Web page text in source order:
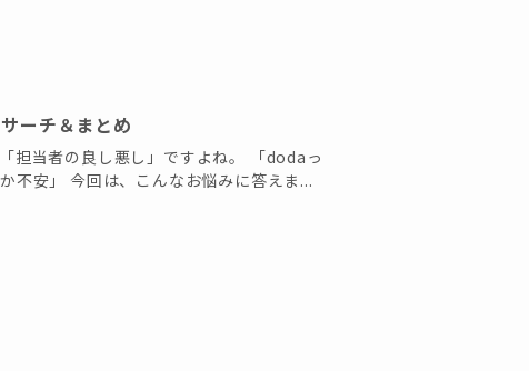
ーチ＆まとめ
担当者の良し悪し」ですよね。 「dodaっ
不安」 今回は、こんなお悩みに答えま...